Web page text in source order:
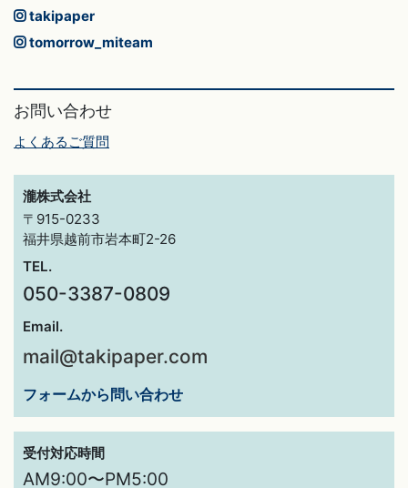
takipaper
tomorrow_miteam
お問い合わせ
よくあるご質問
瀧株式会社
〒915-0233
福井県越前市岩本町2-26
TEL.
050-3387-0809
Email.
mail@takipaper.com
フォームから問い合わせ
受付対応時間
AM9:00〜PM5:00